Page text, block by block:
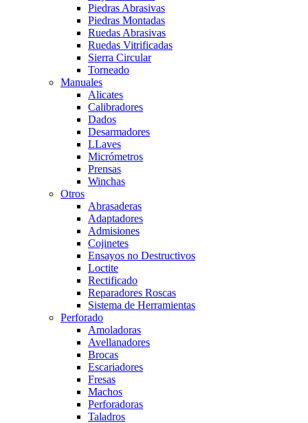
Piedras Abrasivas
Piedras Montadas
Ruedas Abrasivas
Ruedas Vitrificadas
Sierra Circular
Torneado
Manuales
Alicates
Calibradores
Dados
Desarmadores
LLaves
Micrómetros
Prensas
Winchas
Otros
Abrasaderas
Adaptadores
Admisiones
Cojinetes
Ensayos no Destructivos
Loctite
Rectificado
Reparadores Roscas
Sistema de Herramientas
Perforado
Amoladoras
Avellanadores
Brocas
Escariadores
Fresas
Machos
Perforadoras
Taladros